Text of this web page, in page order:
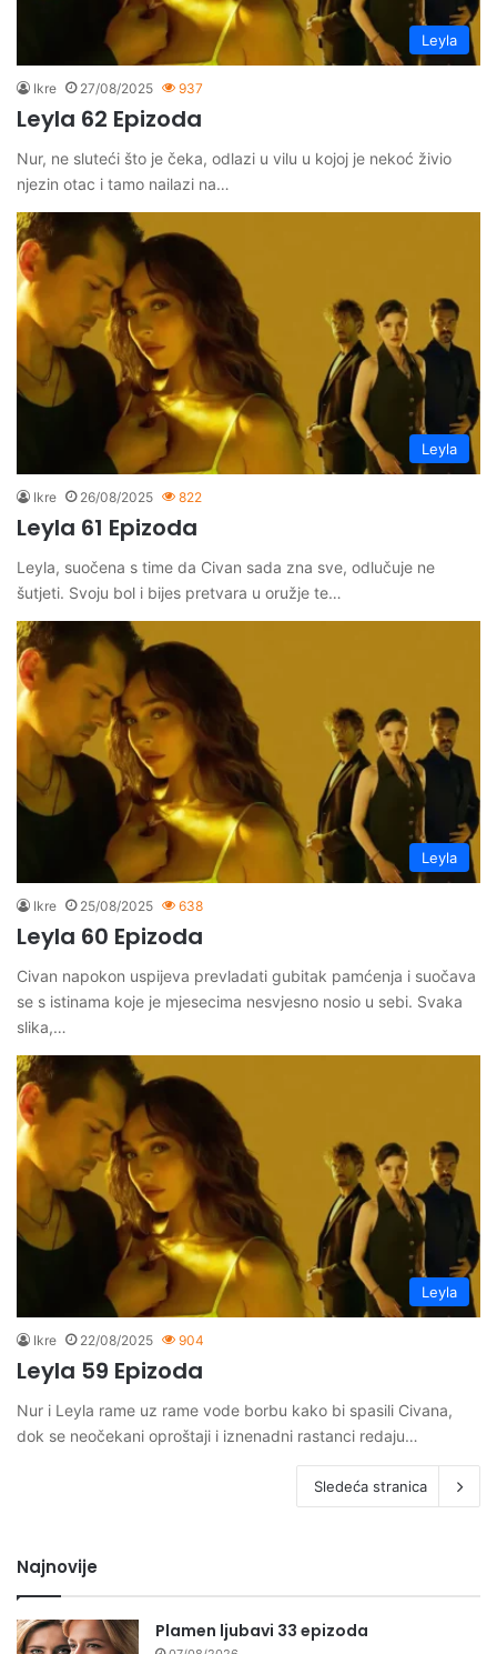
Leyla
Ikre 27/08/2025 937
Leyla 62 Epizoda
Nur, ne sluteći što je čeka, odlazi u vilu u kojoj je nekoć živio
njezin otac i tamo nailazi na…
Leyla
Ikre 26/08/2025 822
Leyla 61 Epizoda
Leyla, suočena s time da Civan sada zna sve, odlučuje ne
šutjeti. Svoju bol i bijes pretvara u oružje te…
Leyla
Ikre 25/08/2025 638
Leyla 60 Epizoda
Civan napokon uspijeva prevladati gubitak pamćenja i suočava
se s istinama koje je mjesecima nesvjesno nosio u sebi. Svaka
slika,…
Leyla
Ikre 22/08/2025 904
Leyla 59 Epizoda
Nur i Leyla rame uz rame vode borbu kako bi spasili Civana,
dok se neočekani oproštaji i iznenadni rastanci redaju…
Sledeća stranica
Najnovije
Plamen ljubavi 33 epizoda